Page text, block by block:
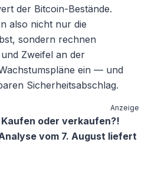
der Bitcoin-Bestände.
also nicht nur die
sondern rechnen
Zweifel an der
ein — und
Sicherheitsabschlag.
Anzeige
oder verkaufen?!
vom 7. August liefert